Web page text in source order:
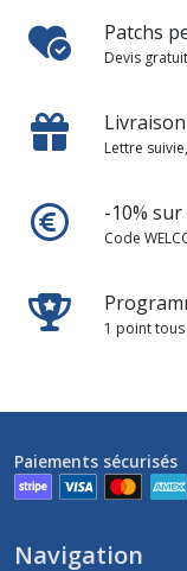
Patchs
Devis
Lettre
-10%
Code
1 point
Paiements sécurisés
Navigation